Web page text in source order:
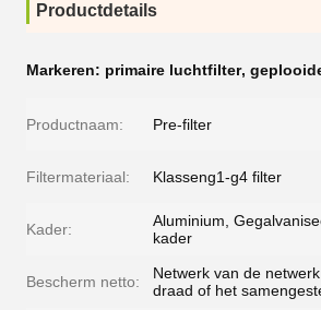
Productdetails
Markeren: primaire luchtfilter,
Productnaam: Pre-filter
Filtermateriaal: Klasseng1-g4 filter
Kader:
Aluminium,
kader
Bescherm netto:
Netwerk van de
draad of het